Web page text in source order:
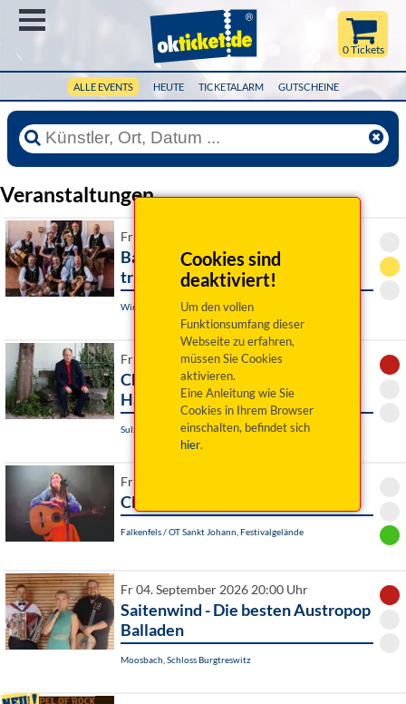
ALLE EVENTS HEUTE TICKETALARM GUTSCHEINE
0 Tickets
Cookies sind
deaktiviert!
Um den vollen
Funktionsumfang dieser
Webseite zu erfahren,
müssen Sie Cookies
aktivieren.
Eine Anleitung wie Sie
Cookies in Ihrem Browser
einschalten, befindet sich
hier.
Veranstaltungen
Fr 04. September 2026 20:00 Uhr
Bayerisch Steirische Nacht -Zoigl
trifft Schilcher
Windischeschenbach / OT Neuhaus, Schafferhof
Fr 04. September 2026 20:00 Uhr
Charles Bukowski: Ein Abend mit
Hank
Sulzbach-Rosenberg, Historische Druckerei Seidel
Fr 04. September 2026 20:00 Uhr
Claudia Pichler: Feierabend
Falkenfels / OT Sankt Johann, Festivalgelände
Fr 04. September 2026 20:00 Uhr
Saitenwind - Die besten Austropop
Balladen
Moosbach, Schloss Burgtreswitz